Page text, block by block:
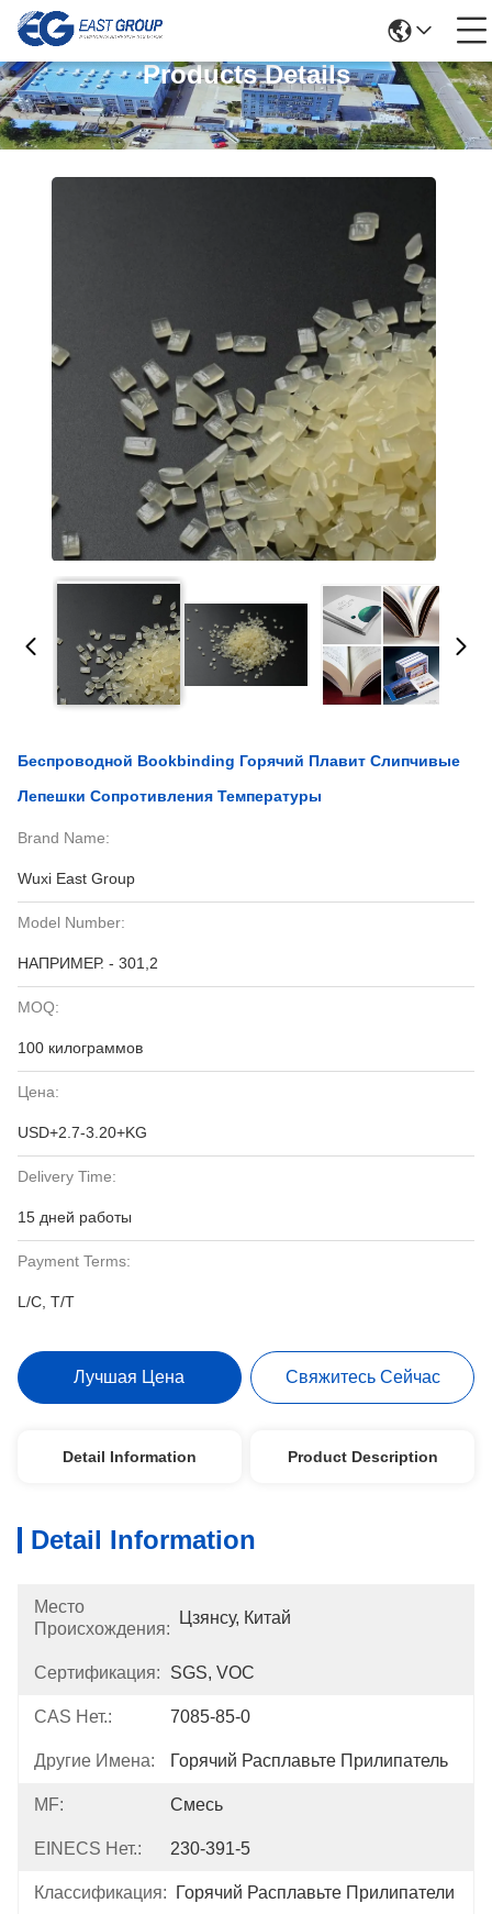
Products Details
Беспроводной Bookbinding Горячий Плавит Слипчивые
Лепешки Сопротивления Температуры
Brand Name:
Wuxi East Group
Model Number:
НАПРИМЕР. - 301,2
MOQ:
100 килограммов
Цена:
USD+2.7-3.20+KG
Delivery Time:
15 дней работы
Payment Terms:
L/C, T/T
Лучшая Цена Свяжитесь Сейчас
Detail Information Product Description
Detail Information
Место
Происхождения:
Цзянсу, Китай
Сертификация: SGS, VOC
CAS Нет.: 7085-85-0
Другие Имена: Горячий Расплавьте Прилипатель
MF: Смесь
EINECS Нет.: 230-391-5
Классификация: Горячий Расплавьте Прилипатели